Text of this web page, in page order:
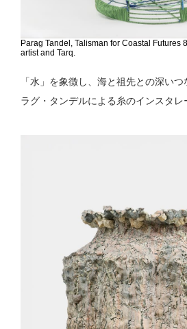
Parag Tandel, Talisman for Coastal Futures
artist and Tarq.
「水」を象徴し、海と祖先との深い
ラグ・タンデルによる糸のインスタレ